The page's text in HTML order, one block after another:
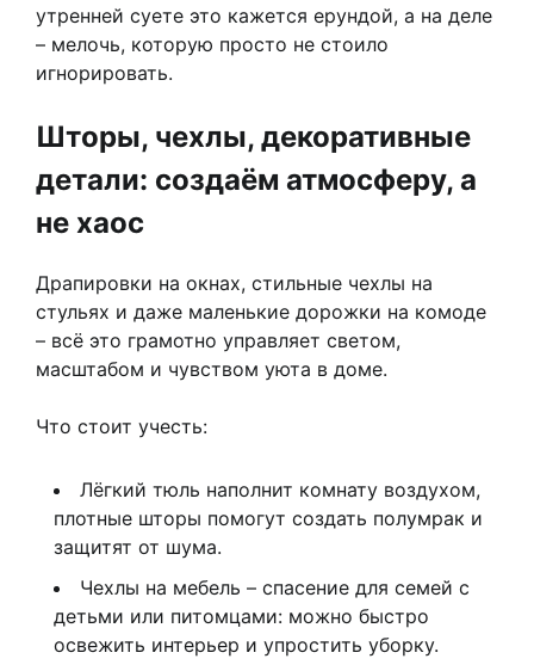
утренней суете это кажется ерундой, а на деле
– мелочь, которую просто не стоило
игнорировать.
Шторы, чехлы, декоративные
детали: создаём атмосферу, а
не хаос
Драпировки на окнах, стильные чехлы на
стульях и даже маленькие дорожки на комоде
– всё это грамотно управляет светом,
масштабом и чувством уюта в доме.
Что стоит учесть:
Лёгкий тюль наполнит комнату воздухом,
плотные шторы помогут создать полумрак и
защитят от шума.
Чехлы на мебель – спасение для семей с
детьми или питомцами: можно быстро
освежить интерьер и упростить уборку.